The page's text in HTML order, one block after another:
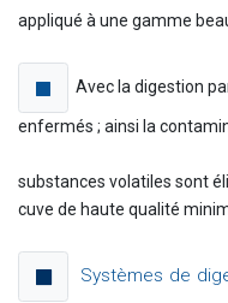
appliqué à une gamme
Avec la digestion
enfermés ; ainsi la
substances volatiles sont
cuve de haute qualité
Systèmes de